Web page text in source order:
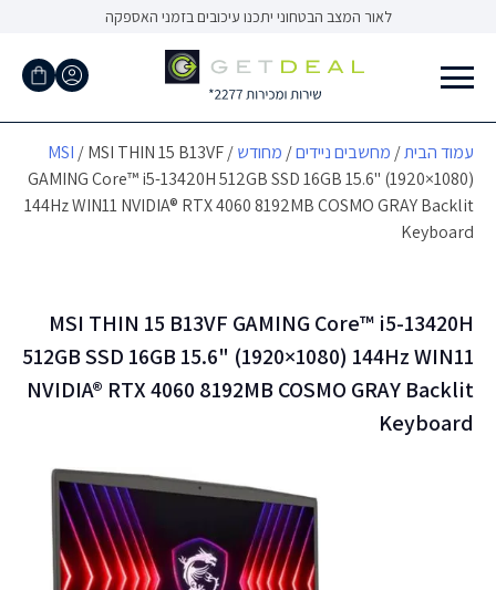
content
לאור המצב הבטחוני יתכנו עיכובים בזמני האספקה
עמוד הבית/ מחשבים ניידים/ מחודש/
MSI / MSI THIN 15 B13VF
GAMING Core™ i5-13420H 512GB SSD 16GB 15.6" (1920×1080)
144Hz WIN11 NVIDIA® RTX 4060 8192MB COSMO GRAY Backlit
Keyboard
MSI THIN 15 B13VF GAMING Core™ i5-13420H
512GB SSD 16GB 15.6" (1920×1080) 144Hz WIN11
NVIDIA® RTX 4060 8192MB COSMO GRAY Backlit
Keyboard